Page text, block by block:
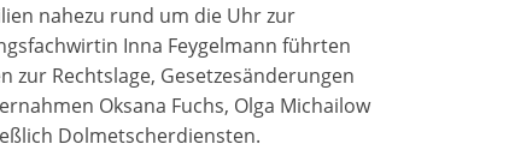
nahezu rund um die Uhr zur
Inna Feygelmann führten
zur Rechtslage, Gesetzesänderungen
Oksana Fuchs, Olga Michailow
Dolmetscherdiensten.